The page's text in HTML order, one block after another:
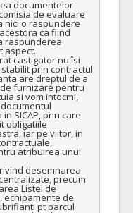
documentelor
de evaluare
nici o raspundere
ca fiind
raspunderea
aspect.
castigator nu îsi
prin contractul
are dreptul de a
furnizare pentru
si vom intocmi,
SICAP, prin care
obligatiile
iar pe viitor, in
atribuirea unui
desemnarea
precum
Listei de
echipamente de
pt parcul